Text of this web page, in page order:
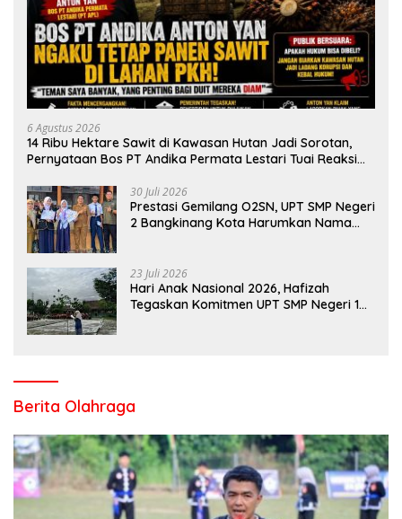
6 Agustus 2026
14 Ribu Hektare Sawit di Kawasan Hutan Jadi Sorotan,
Pernyataan Bos PT Andika Permata Lestari Tuai Reaksi
30 Juli 2026
Prestasi Gemilang O2SN, UPT SMP Negeri
2 Bangkinang Kota Harumkan Nama
23 Juli 2026
Hari Anak Nasional 2026, Hafizah
Tegaskan Komitmen UPT SMP Negeri 1
Berita Olahraga